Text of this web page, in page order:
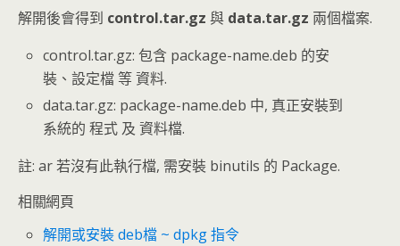
解開後會得到 control.tar.gz 與 data.tar.gz 兩個檔案.
control.tar.gz: 包含 package-name.deb 的安
裝、設定檔 等 資料.
data.tar.gz: package-name.deb 中, 真正安裝到
系統的 程式 及 資料檔.
註: ar 若沒有此執行檔, 需安裝 binutils 的 Package.
相關網頁
解開或安裝 deb檔 ~ dpkg 指令